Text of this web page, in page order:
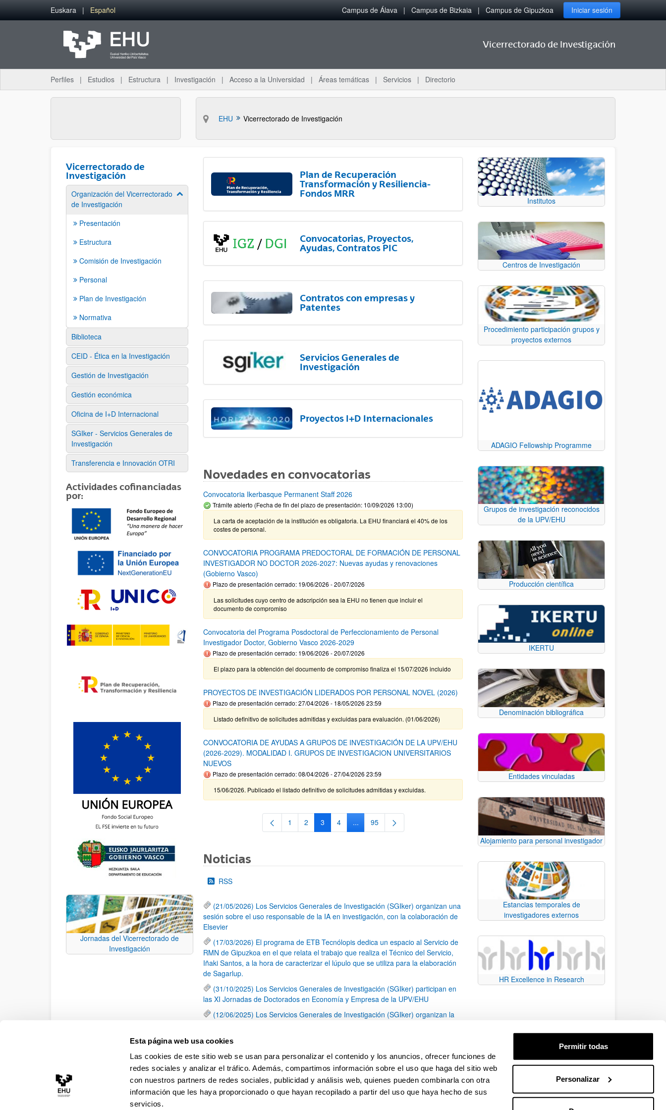
Esta página web usa cookies
Las cookies de este sitio web se usan para personalizar el contenido y los anuncios, ofrecer funciones de
redes sociales y analizar el tráfico. Además, compartimos información sobre el uso que haga del sitio web
con nuestros partners de redes sociales, publicidad y análisis web, quienes pueden combinarla con otra
información que les haya proporcionado o que hayan recopilado a partir del uso que haya hecho de sus
servicios.
Permitir todas
Personalizar
Saltar al contenido principal
Euskara Español Campus de Álava Campus de Bizkaia Campus de Gipuzkoa Iniciar sesión
Vicerrectorado de Investigación
Perfiles Estudios Estructura Investigación Acceso a la Universidad Áreas temáticas Servicios Directorio
EHU Vicerrectorado de Investigación
Vicerrectorado de
Investigación
Organización del Vicerrectorado
de Investigación
Mostrar/ocultar subpáginas
Presentación
Estructura
Comisión de Investigación
Personal
Plan de Investigación
Normativa
Biblioteca
CEID - Ética en la Investigación
Gestión de Investigación
Gestión económica
Oficina de I+D Internacional
SGIker - Servicios Generales de
Investigación
Transferencia e Innovación OTRI
Actividades cofinanciadas
por:
Jornadas del Vicerrectorado de
Investigación
Plan de Recuperación
Transformación y Resiliencia-
Fondos MRR
Convocatorias, Proyectos,
Ayudas, Contratos PIC
Contratos con empresas y
Patentes
Servicios Generales de
Investigación
Proyectos I+D Internacionales
Novedades en convocatorias
Convocatoria Ikerbasque Permanent Staff 2026
Trámite abierto (Fecha de fin del plazo de presentación: 10/09/2026 13:00)
La carta de aceptación de la institución es obligatoria. La EHU financiará el 40% de los
costes de personal.
CONVOCATORIA PROGRAMA PREDOCTORAL DE FORMACIÓN DE PERSONAL
INVESTIGADOR NO DOCTOR 2026-2027: Nuevas ayudas y renovaciones
(Gobierno Vasco)
Plazo de presentación cerrado: 19/06/2026 - 20/07/2026
Las solicitudes cuyo centro de adscripción sea la EHU no tienen que incluir el
documento de compromiso
Convocatoria del Programa Posdoctoral de Perfeccionamiento de Personal
Investigador Doctor, Gobierno Vasco 2026-2029
Plazo de presentación cerrado: 19/06/2026 - 20/07/2026
El plazo para la obtención del documento de compromiso finaliza el 15/07/2026 incluido
PROYECTOS DE INVESTIGACIÓN LIDERADOS POR PERSONAL NOVEL (2026)
Plazo de presentación cerrado: 27/04/2026 - 18/05/2026 23:59
Listado definitivo de solicitudes admitidas y excluidas para evaluación. (01/06/2026)
CONVOCATORIA DE AYUDAS A GRUPOS DE INVESTIGACIÓN DE LA UPV/EHU
(2026-2029). MODALIDAD I. GRUPOS DE INVESTIGACION UNIVERSITARIOS
NUEVOS
Plazo de presentación cerrado: 08/04/2026 - 27/04/2026 23:59
15/06/2026. Publicado el listado definitivo de solicitudes admitidas y excluidas.
Página
1 Página
2 Página
3 Página
4 ...Páginas intermedias Use TAB para desplazarse.
Página
95
Noticias
RSS
(21/05/2026) Los Servicios Generales de Investigación (SGIker) organizan una
sesión sobre el uso responsable de la IA en investigación, con la colaboración de
Elsevier
(17/03/2026) El programa de ETB Tecnólopis dedica un espacio al Servicio de
RMN de Gipuzkoa en el que relata el trabajo que realiza el Técnico del Servicio,
Iñaki Santos, a la hora de caracterizar el lúpulo que se utiliza para la elaboración
de Sagarlup.
(31/10/2025) Los Servicios Generales de Investigación (SGIker) participan en
las XI Jornadas de Doctorados en Economía y Empresa de la UPV/EHU
(12/06/2025) Los Servicios Generales de Investigación (SGIker) organizan la
una caracterización química de dos variedades de lúpulo silvestre
Página
1 Página
2 Página
3 ...
Páginas intermedias Use TAB para desplazarse.
Página
79
Institutos
Centros de Investigación
Procedimiento participación grupos y
proyectos externos
ADAGIO Fellowship Programme
Grupos de investigación reconocidos
de la UPV/EHU
Producción científica
IKERTU
Denominación bibliográfica
Entidades vinculadas
Alojamiento para personal investigador
Estancias temporales de
investigadores externos
HR Excellence in Research